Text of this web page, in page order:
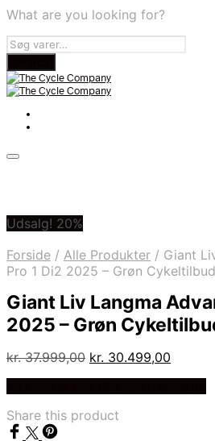
What are you looking for?
Udsalg! 20%
Forside / Alle Produkter / Giant
Pro 1 Di2 2025 – Grøn Cykeltilbud
Giant Liv Langma
2025 – Grøn
kr.37.999,00 Den
kr. 37.999,00.
kr. 30.499,00
Share this product